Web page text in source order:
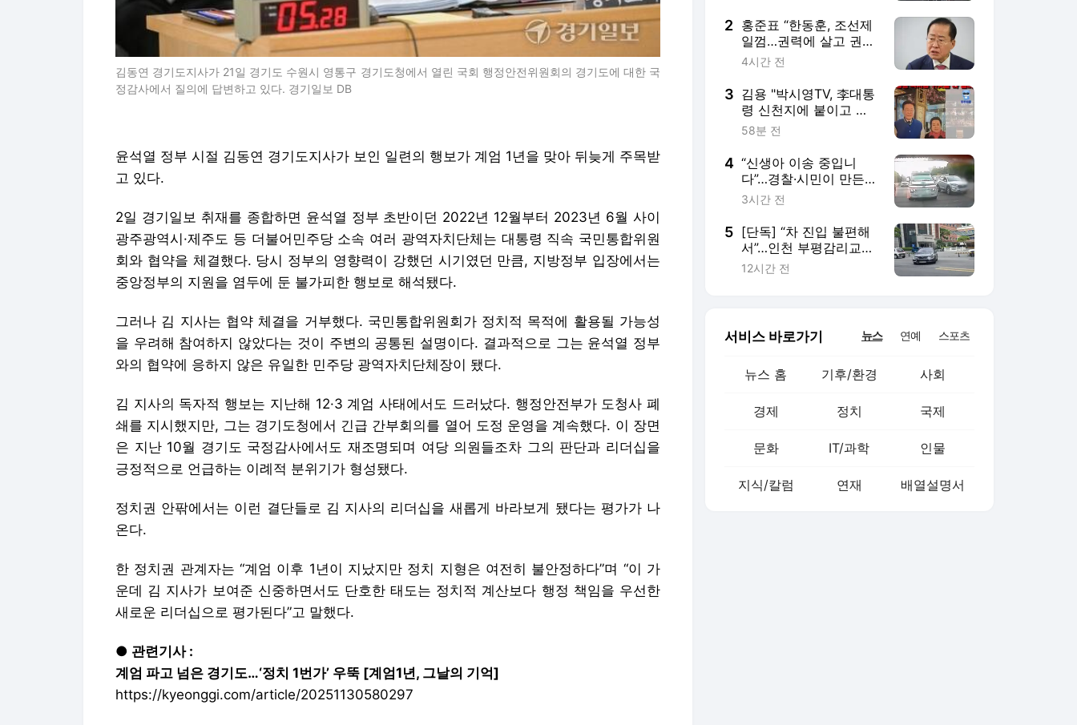
김동연 경기도지사가 21일 경기도 수원시 영통구 경기도청에서 열린 국회 행정안전위원회의 경기도에 대한 국
정감사에서 질의에 답변하고 있다. 경기일보 DB
윤석열 정부 시절 김동연 경기도지사가 보인 일련의 행보가 계엄 1년을 맞아 뒤늦게 주목받
고 있다.
2일 경기일보 취재를 종합하면 윤석열 정부 초반이던 2022년 12월부터 2023년 6월 사이
광주광역시·제주도 등 더불어민주당 소속 여러 광역자치단체는 대통령 직속 국민통합위원
회와 협약을 체결했다. 당시 정부의 영향력이 강했던 시기였던 만큼, 지방정부 입장에서는
중앙정부의 지원을 염두에 둔 불가피한 행보로 해석됐다.
그러나 김 지사는 협약 체결을 거부했다. 국민통합위원회가 정치적 목적에 활용될 가능성
을 우려해 참여하지 않았다는 것이 주변의 공통된 설명이다. 결과적으로 그는 윤석열 정부
와의 협약에 응하지 않은 유일한 민주당 광역자치단체장이 됐다.
김 지사의 독자적 행보는 지난해 12·3 계엄 사태에서도 드러났다. 행정안전부가 도청사 폐
쇄를 지시했지만, 그는 경기도청에서 긴급 간부회의를 열어 도정 운영을 계속했다. 이 장면
은 지난 10월 경기도 국정감사에서도 재조명되며 여당 의원들조차 그의 판단과 리더십을
긍정적으로 언급하는 이례적 분위기가 형성됐다.
정치권 안팎에서는 이런 결단들로 김 지사의 리더십을 새롭게 바라보게 됐다는 평가가 나
온다.
한 정치권 관계자는 “계엄 이후 1년이 지났지만 정치 지형은 여전히 불안정하다”며 “이 가
운데 김 지사가 보여준 신중하면서도 단호한 태도는 정치적 계산보다 행정 책임을 우선한
새로운 리더십으로 평가된다”고 말했다.
● 관련기사 :
계엄 파고 넘은 경기도…‘정치 1번가’ 우뚝 [계엄1년, 그날의 기억]
https://kyeonggi.com/article/20251130580297
2 홍준표 “한동훈, 조선제
일껌…권력에 살고 권력
에 죽어”
4시간 전
3 김용 "박시영TV, 李대통
령 신천지에 붙이고 鄭
은 오려내…누구한테 받
58분 전
4 “신생아 이송 중입니
다”…경찰·시민이 만든
14㎞의 기적
3시간 전
5 [단독] “차 진입 불편해
서”…인천 부평감리교회,
도로 중앙선 ‘검은 페인
12시간 전
서비스 바로가기 뉴스 연예 스포츠
뉴스 홈 기후/환경 사회
경제 정치 국제
문화 IT/과학 인물
지식/칼럼 연재 배열설명서